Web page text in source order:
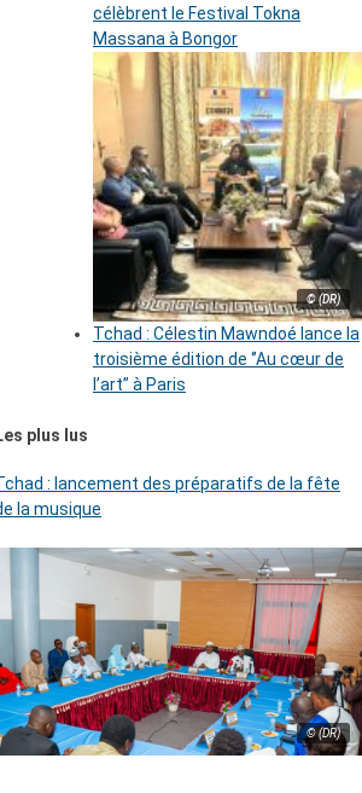
célèbrent le Festival Tokna
Massana à Bongor
© (DR)
Tchad : Célestin Mawndoé lance la
troisième édition de ‘’Au cœur de
l’art’’ à Paris
plus lus
: lancement des préparatifs de la fête
la musique
© (DR)